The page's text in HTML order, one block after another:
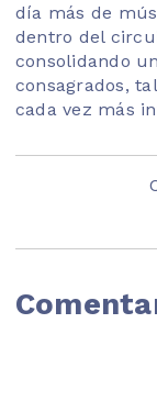
día más de
dentro del
consolidando
consagrados,
cada vez más